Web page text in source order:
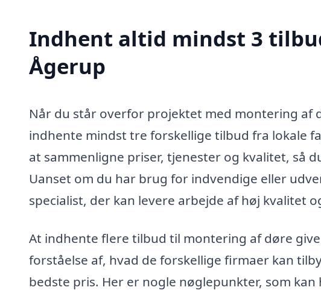
Indhent altid mindst 3
Ågerup
Når du står overfor projektet med montering af
indhente mindst tre forskellige tilbud fra lokale
at sammenligne priser, tjenester og kvalitet, så
Uanset om du har brug for indvendige eller
specialist, der kan levere arbejde af høj kvalitet
At indhente flere tilbud til montering af døre
forståelse af, hvad de forskellige firmaer kan
bedste pris. Her er nogle nøglepunkter, som